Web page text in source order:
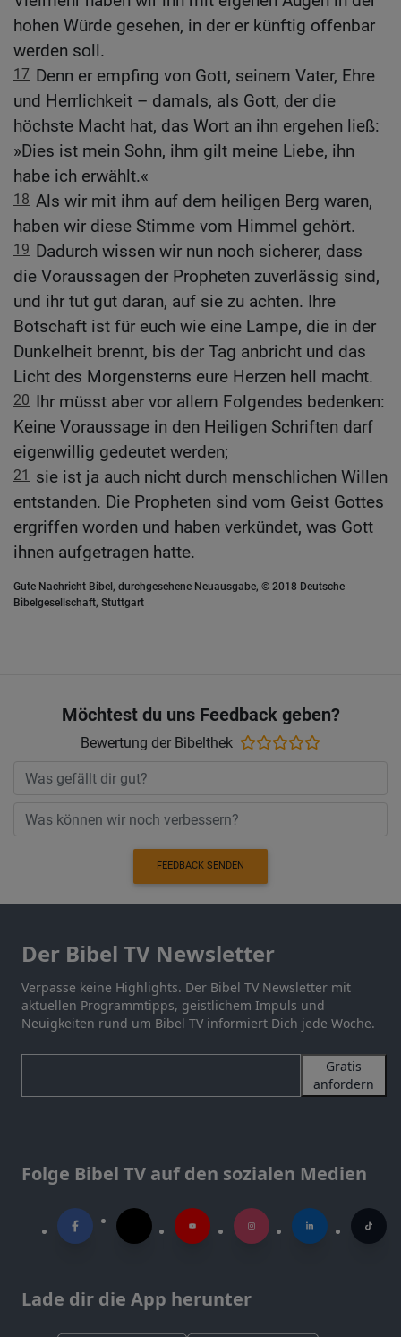
hohen Würde gesehen, in der er künftig offenbar
werden soll.
17 Denn er empfing von Gott, seinem Vater, Ehre
und Herrlichkeit – damals, als Gott, der die
höchste Macht hat, das Wort an ihn ergehen ließ:
»Dies ist mein Sohn, ihm gilt meine Liebe, ihn
habe ich erwählt.«
18 Als wir mit ihm auf dem heiligen Berg waren,
haben wir diese Stimme vom Himmel gehört.
19 Dadurch wissen wir nun noch sicherer, dass
die Voraussagen der Propheten zuverlässig sind,
und ihr tut gut daran, auf sie zu achten. Ihre
Botschaft ist für euch wie eine Lampe, die in der
Dunkelheit brennt, bis der Tag anbricht und das
Licht des Morgensterns eure Herzen hell macht.
20 Ihr müsst aber vor allem Folgendes bedenken:
Keine Voraussage in den Heiligen Schriften darf
eigenwillig gedeutet werden;
21 sie ist ja auch nicht durch menschlichen Willen
entstanden. Die Propheten sind vom Geist Gottes
ergriffen worden und haben verkündet, was Gott
ihnen aufgetragen hatte.
Gute Nachricht Bibel, durchgesehene Neuausgabe, © 2018 Deutsche
Bibelgesellschaft, Stuttgart
Möchtest du uns Feedback geben?
Bewertung der Bibelthek
FEEDBACK SENDEN
Der Bibel TV Newsletter
Verpasse keine Highlights. Der Bibel TV Newsletter mit
aktuellen Programmtipps, geistlichem Impuls und
Neuigkeiten rund um Bibel TV informiert Dich jede Woche.
Gratis
anfordern
Folge Bibel TV auf den sozialen Medien
Lade dir die App herunter